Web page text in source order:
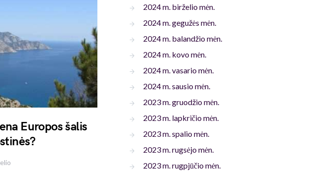
Europos šalis
2024 m. birželio mėn.
2024 m. gegužės mėn.
2024 m. balandžio mėn.
2024 m. kovo mėn.
2024 m. vasario mėn.
2024 m. sausio mėn.
2023 m. gruodžio mėn.
2023 m. lapkričio mėn.
2023 m. spalio mėn.
2023 m. rugsėjo mėn.
2023 m. rugpjūčio mėn.